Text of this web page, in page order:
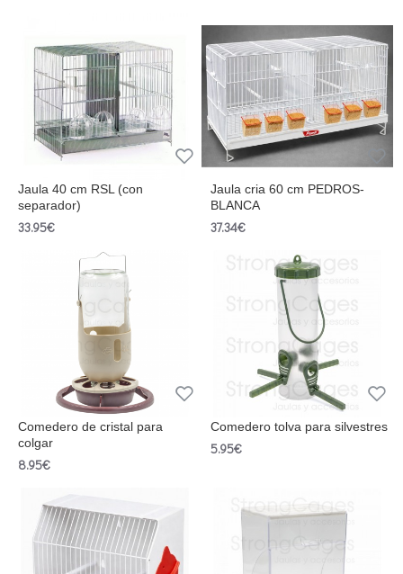
Jaula 40 cm RSL (con
separador)
33.95€
Jaula cria 60 cm PEDROS-
BLANCA
37.34€
Comedero de cristal para
colgar
8.95€
Comedero tolva para silvestres
5.95€